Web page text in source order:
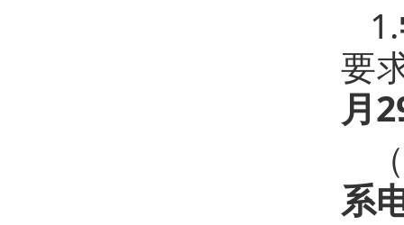
1.
要
月
系